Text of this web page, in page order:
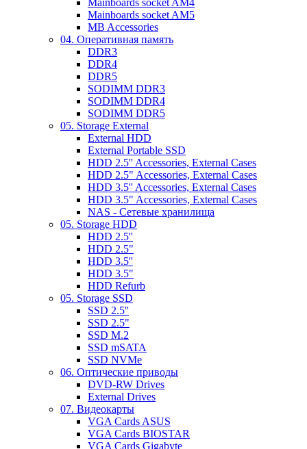
Mainboards socket AM4
Mainboards socket AM5
MB Accessories
04. Оперативная память
DDR3
DDR4
DDR5
SODIMM DDR3
SODIMM DDR4
SODIMM DDR5
05. Storage External
External HDD
External Portable SSD
HDD 2.5'' Accessories, External Cases
HDD 2.5" Accessories, External Cases
HDD 3.5'' Accessories, External Cases
HDD 3.5" Accessories, External Cases
NAS - Сетевые хранилища
05. Storage HDD
HDD 2.5''
HDD 2.5"
HDD 3.5''
HDD 3.5"
HDD Refurb
05. Storage SSD
SSD 2.5''
SSD 2.5"
SSD M.2
SSD mSATA
SSD NVMe
06. Оптические приводы
DVD-RW Drives
External Drives
07. Видеокарты
VGA Cards ASUS
VGA Cards BIOSTAR
VGA Cards Gigabyte